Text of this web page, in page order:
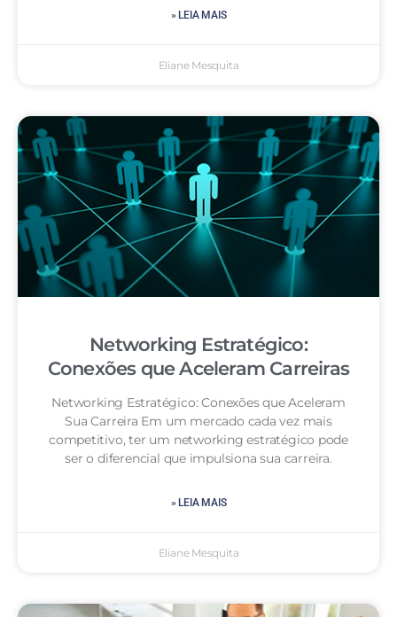
» LEIA MAIS
Eliane Mesquita
Networking Estratégico:
Conexões que Aceleram Carreiras
Networking Estratégico: Conexões que Aceleram
Sua Carreira Em um mercado cada vez mais
competitivo, ter um networking estratégico pode
ser o diferencial que impulsiona sua carreira.
» LEIA MAIS
Eliane Mesquita